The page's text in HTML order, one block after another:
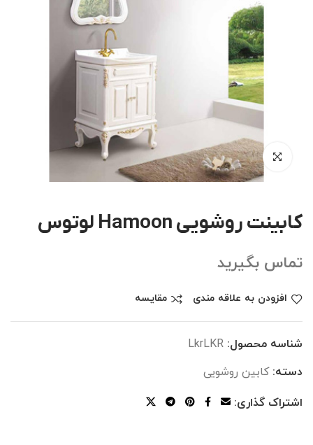
کابینت روشویی Hamoon لوتوس
تماس بگیرید
افزودن به علاقه مندی مقایسه
شناسه محصول: LkrLKR
دسته:کابین روشویی
اشتراک گذاری: